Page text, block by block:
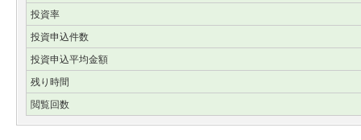
投資率
投資申込件数
投資申込平均金額
残り時間
閲覧回数